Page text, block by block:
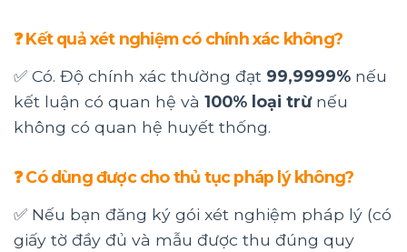
❓ Kết quả xét nghiệm có chính xác không?
✅ Có. Độ chính xác thường đạt 99,9999% nếu
kết luận có quan hệ và 100% loại trừnếu
không có quan hệ huyết thống.
❓ Có dùng được cho thủ tục pháp lý không?
✅ Nếu bạn đăng ký gói xét nghiệm pháp lý (có
giấy tờ đầy đủ và mẫu được thu đúng quy